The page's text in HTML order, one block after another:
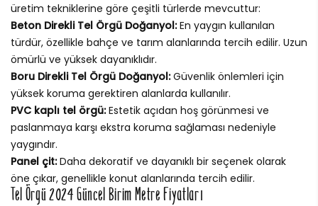
üretim tekniklerine göre çeşitli türlerde mevcuttur:
Beton Direkli Tel Örgü Doğanyol:En yaygın kullanılan
türdür, özellikle bahçe ve tarım alanlarında tercih edilir. Uzun
ömürlü ve yüksek dayanıklıdır.
Boru Direkli Tel Örgü Doğanyol:Güvenlik önlemleri için
yüksek koruma gerektiren alanlarda kullanılır.
PVC kaplı tel örgü:Estetik açıdan hoş görünmesi ve
paslanmaya karşı ekstra koruma sağlaması nedeniyle
yaygındır.
Panel çit:Daha dekoratif ve dayanıklı bir seçenek olarak
öne çıkar, genellikle konut alanlarında tercih edilir.
Tel Örgü 2024 Güncel Birim Metre Fiyatları